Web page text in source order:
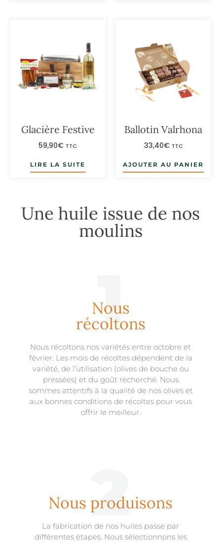
Glacière Festive
59,90€ TTC
LIRE LA SUITE
Ballotin Valrhona
33,40€ TTC
AJOUTER AU PANIER
Une huile issue de nos
moulins
1
Nous
récoltons
Nous récoltons nos variétés entre octobre et
février. Les mois de récoltes dépendent de la
variété, de l’utilisation (olives de bouche ou
pressées) et du goût recherché. Nous
sommes attentifs à la qualité de nos olives et
aux bonnes conditions de récoltes pour vous
offrir le meilleur.
2
Nous produisons
La fabrication de nos huiles passe par
différentes étapes. Nous sélectionnons les